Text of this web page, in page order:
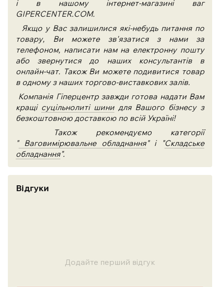
і в нашому інтернет-магазині ваг
GIPERCENTER.COM.
Якщо у Вас залишилися які-небудь питання по
товару, Ви можете зв'язатися з нами за
телефоном, написати нам на електронну пошту
або звернутися до наших консультантів в
онлайн-чат. Також Ви можете подивитися товар
в одному з наших торгово-виставкових залів.
Компанія Гіперцентр завжди готова надати Вам
кращі суцільнолиті шинидля Вашого бізнесу з
безкоштовною доставкою по всій Україні!
Також рекомендуємо категорії
"Ваговимірювальне обладнання" і "Складське
обладнання".
Відгуки
Додайте перший відгук